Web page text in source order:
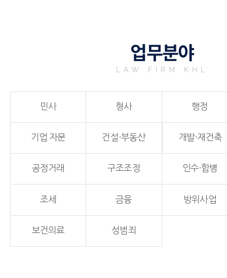
업무분야
LAW FIRM KHL
민사 형사 행정
기업 자문 건설·부동산 개발·재건축
공정거래 구조조정 인수·합병
조세 금융 방위사업
보건의료 성범죄